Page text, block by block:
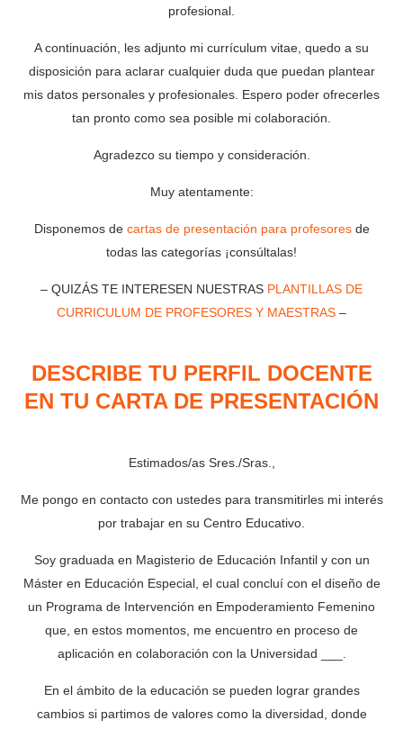
profesional.
A continuación, les adjunto mi currículum vitae, quedo a su
disposición para aclarar cualquier duda que puedan plantear
mis datos personales y profesionales. Espero poder ofrecerles
tan pronto como sea posible mi colaboración.
Agradezco su tiempo y consideración.
Muy atentamente:
Disponemos de cartas de presentación para profesoresde
todas las categorías ¡consúltalas!
– QUIZÁS TE INTERESEN NUESTRAS PLANTILLAS DE
CURRICULUM DE PROFESORES Y MAESTRAS –
DESCRIBE TU PERFIL DOCENTE
EN TU CARTA DE PRESENTACIÓN
Estimados/as Sres./Sras.,
Me pongo en contacto con ustedes para transmitirles mi interés
por trabajar en su Centro Educativo.
Soy graduada en Magisterio de Educación Infantil y con un
Máster en Educación Especial, el cual concluí con el diseño de
un Programa de Intervención en Empoderamiento Femenino
que, en estos momentos, me encuentro en proceso de
aplicación en colaboración con la Universidad ___.
En el ámbito de la educación se pueden lograr grandes
cambios si partimos de valores como la diversidad, donde